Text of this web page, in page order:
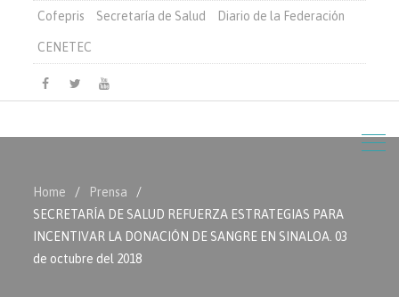
Cofepris Secretaría de Salud Diario de la Federación
CENETEC
Facebook
TwitterYoutube
Home
Prensa
SECRETARÍA DE SALUD REFUERZA ESTRATEGIAS PARA
INCENTIVAR LA DONACIÓN DE SANGRE EN SINALOA. 03
de octubre del 2018